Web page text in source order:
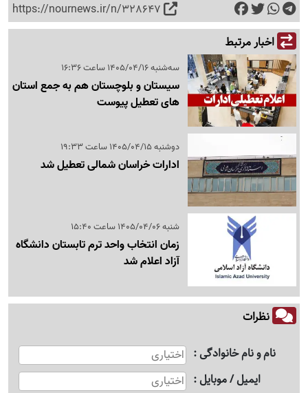
https://nournews.ir/n/328647
اخبار مرتبط
سه‌شنبه 1405/04/16 ساعت 16:36
سیستان و بلوچستان هم به جمع استان
های تعطیل پیوست
دوشنبه 1405/04/15 ساعت 19:33
ادارات خراسان شمالی تعطیل شد
شنبه 1405/04/06 ساعت 15:40
زمان انتخاب واحد ترم تابستان دانشگاه
آزاد اعلام شد
نظرات
نام و نام خانوادگی
ایمیل / موبایل